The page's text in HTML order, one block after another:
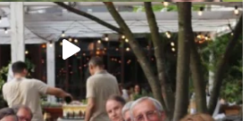
🚀
14 Alumni vivant / travaillant
partagé un moment convivial de
d'échanges !